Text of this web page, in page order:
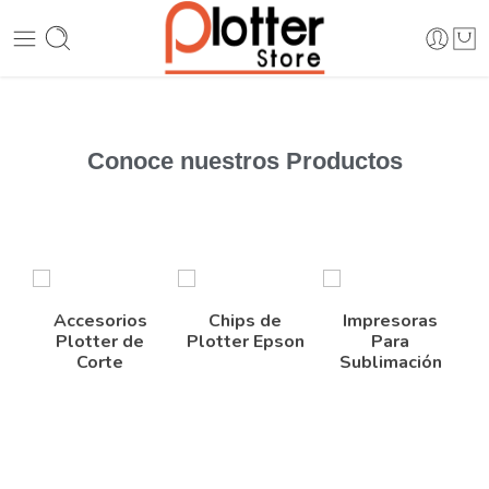
Conoce nuestros Productos
Accesorios
Plotter de
Corte
Chips de
Plotter Epson
Impresoras
Para
Sublimación